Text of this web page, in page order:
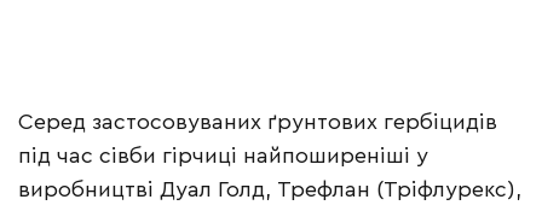
Серед застосовуваних ґрунтових гербіцидів
під час сівби гірчиці найпоширеніші у
виробництві Дуал Голд, Трефлан (Тріфлурекс),